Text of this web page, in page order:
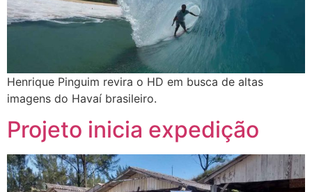
Henrique Pinguim revira o HD em busca de altas
imagens do Havaí brasileiro.
Projeto inicia expedição